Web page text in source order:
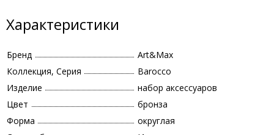
Характеристики
Бренд
Art&Max
Коллекция, Серия
Barocco
Изделие
набор аксессуаров
Цвет
бронза
Форма
округлая